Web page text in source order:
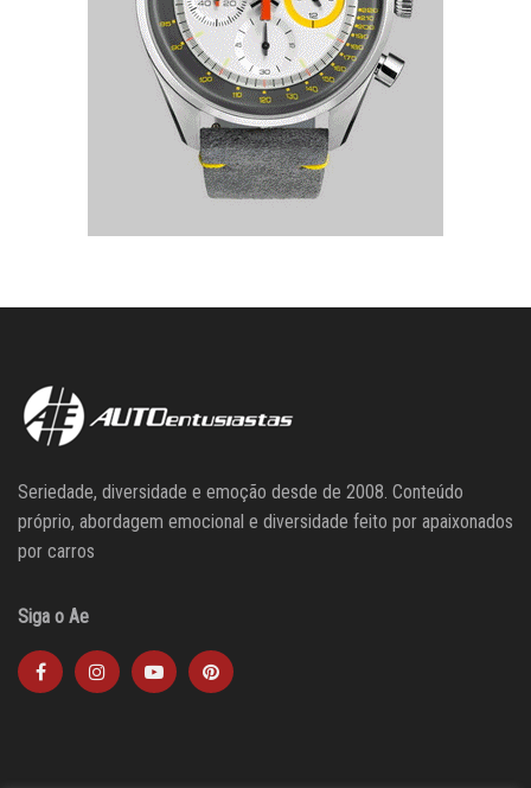
Seriedade, diversidade e emoção desde de 2008. Conteúdo
próprio, abordagem emocional e diversidade feito por apaixonados
por carros
Siga o Ae